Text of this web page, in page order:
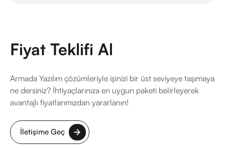
Fiyat Teklifi Al
Armada Yazılım çözümleriyle işinizi bir üst seviyeye taşımaya
ne dersiniz? İhtiyaçlarınıza en uygun paketi belirleyerek
avantajlı fiyatlarımızdan yararlanın!
İletişime Geç